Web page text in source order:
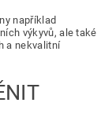
například
výkyvů, ale také
a nekvalitní